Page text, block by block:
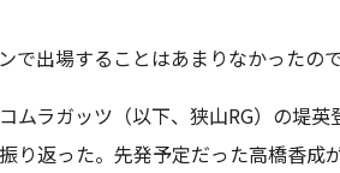
で出場することはあまりなかったの
ムラガッツ（以下、狭山RG）の堤
り返った。先発予定だった高橋香成